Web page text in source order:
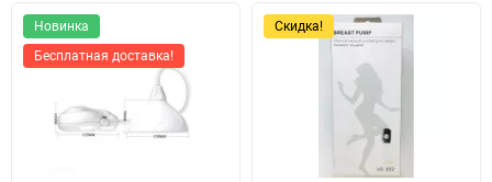
Новинка
Бесплатная доставка!
Скидка!